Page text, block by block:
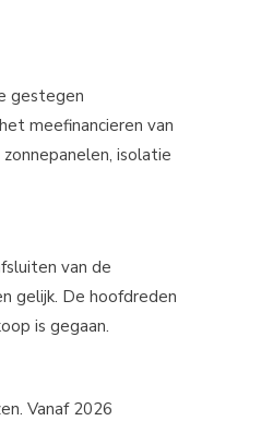
gestegen
meefinancieren van
isolatie
van de
gelijk. De hoofdreden
is gegaan.
Vanaf 2026